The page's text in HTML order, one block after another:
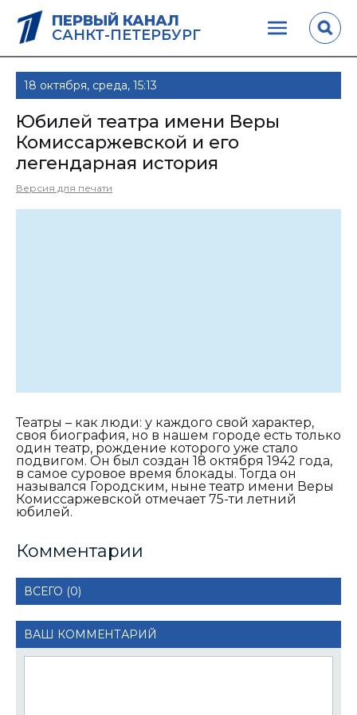
ПЕРВЫЙ КАНАЛ
САНКТ-ПЕТЕРБУРГ
18 октября, среда, 15:13
Юбилей театра имени Веры
Комиссаржевской и его
легендарная история
Версия для печати
Театры – как люди: у каждого свой характер,
своя биография, но в нашем городе есть только
один театр, рождение которого уже стало
подвигом. Он был создан 18 октября 1942 года,
в самое суровое время блокады. Тогда он
назывался Городским, ныне театр имени Веры
Комиссаржевской отмечает 75-ти летний
юбилей.
Комментарии
ВСЕГО (0)
ВАШ КОММЕНТАРИЙ